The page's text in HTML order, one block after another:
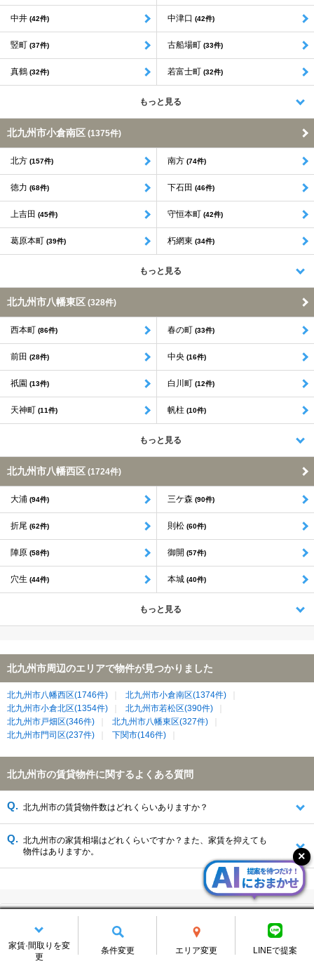
家賃·間取りを変
更
条件変更 エリア変更 LINEで提案
中井 (42件) 中津口 (42件)
竪町 (37件) 古船場町 (33件)
真鶴 (32件) 若富士町 (32件)
もっと見る
北九州市小倉南区 (1375件)
北方 (157件) 南方 (74件)
徳力 (68件) 下石田 (46件)
上吉田 (45件) 守恒本町 (42件)
葛原本町 (39件) 朽網東 (34件)
もっと見る
北九州市八幡東区 (328件)
西本町 (86件) 春の町 (33件)
前田 (28件) 中央 (16件)
祇園 (13件) 白川町 (12件)
天神町 (11件) 帆柱 (10件)
もっと見る
北九州市八幡西区 (1724件)
大浦 (94件) 三ケ森 (90件)
折尾 (62件) 則松 (60件)
陣原 (58件) 御開 (57件)
穴生 (44件) 本城 (40件)
もっと見る
北九州市周辺のエリアで物件が見つかりました
北九州市八幡西区(1746件)
北九州市小倉南区(1374件)
北九州市小倉北区(1354件)
北九州市若松区(390件)
北九州市戸畑区(346件)
北九州市八幡東区(327件)
北九州市門司区(237件)
下関市(146件)
北九州市の賃貸物件に関するよくある質問
北九州市の賃貸物件数はどれくらいありますか？
北九州市の家賃相場はどれくらいですか？また、家賃を抑えても
物件はありますか。
北九州市の隣接エリアから探す